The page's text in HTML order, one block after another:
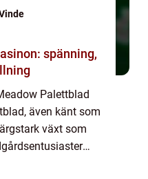
spänning,
Palettblad
även känt som
växt som